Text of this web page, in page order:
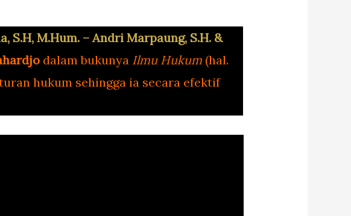
M.Hum. – Andri Marpaung, S.H. &
dalam bukunya Ilmu Hukum (hal.
hukum sehingga ia secara efektif